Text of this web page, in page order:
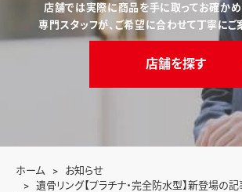
ホーム
お知らせ
遺骨リング【プラチナ・完全防水型】新登場の
店舗では実際に商品を手に取ってお確かめ
専門スタッフが、ご希望に合わせて丁寧にご
店舗を探す